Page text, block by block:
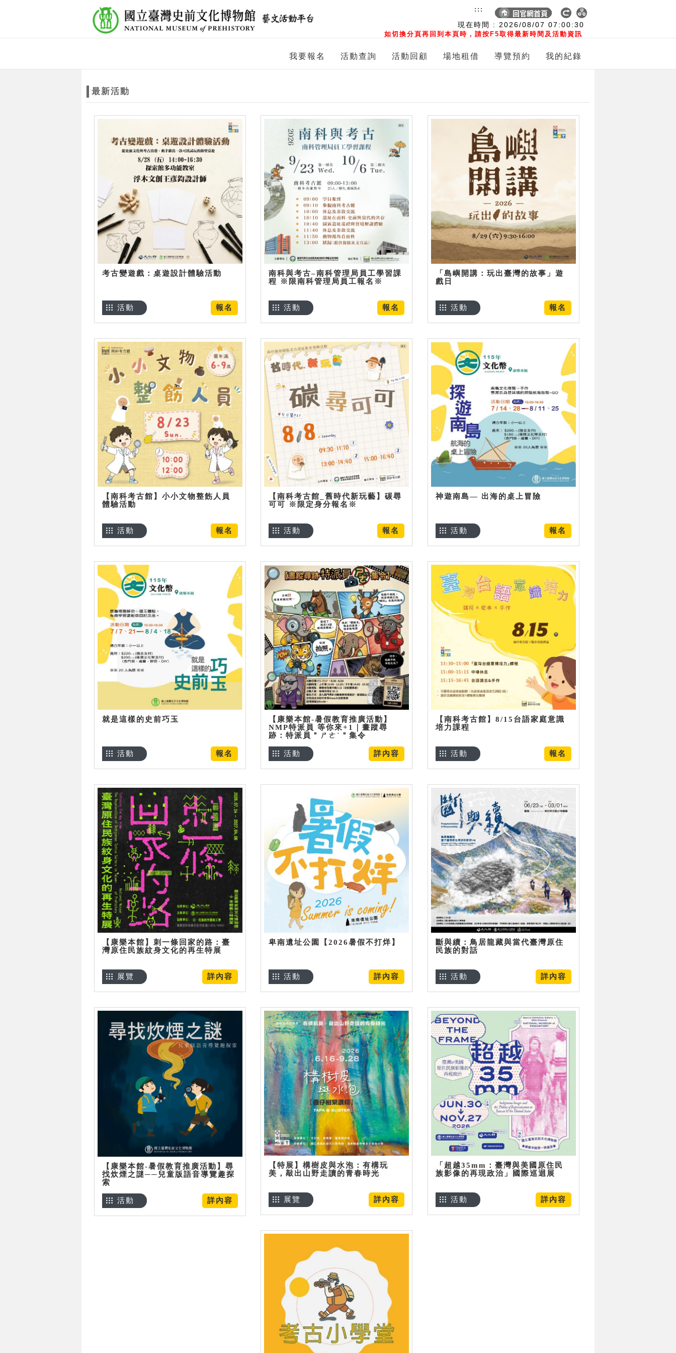
現在時間 : 2026/08/07 07:00:31
如切換分頁再回到本頁時，請按F5取得最新時間及活動資訊
:::
我要報名 活動查詢 活動回顧 場地租借 導覽預約 我的紀錄
最新活動
考古變遊戲：桌遊設計體驗活動
報名
活動
南科與考古–南科管理局員工學習課
程 ※限南科管理局員工報名※
報名
活動
「島嶼開講：玩出臺灣的故事」遊
戲日
報名
活動
【南科考古館】小小文物整飭人員
體驗活動
報名
活動
【南科考古館_舊時代新玩藝】碳尋
可可 ※限定身分報名※
報名
活動
神遊南島— 出海的桌上冒險
報名
活動
就是這樣的史前巧玉
報名
活動
【康樂本館-暑假教育推廣活動】
NMP特派員 等你來+1｜畫蹤尋
跡：特派員＂ㄕㄜˋ＂集令
詳內容
活動
【南科考古館】8/15台語家庭意識
培力課程
報名
活動
【康樂本館】刺一條回家的路：臺
灣原住民族紋身文化的再生特展
詳內容
展覽
卑南遺址公園【2026暑假不打烊】
詳內容
活動
斷與續：鳥居龍藏與當代臺灣原住
民族的對話
詳內容
活動
【康樂本館-暑假教育推廣活動】尋
找炊煙之謎──兒童版語音導覽趣探
索
詳內容
活動
【特展】構樹皮與水泡：有構玩
美，敲出山野走讀的青春時光
詳內容
展覽
「超越35mm：臺灣與美國原住民
族影像的再現政治」國際巡迴展
詳內容
活動